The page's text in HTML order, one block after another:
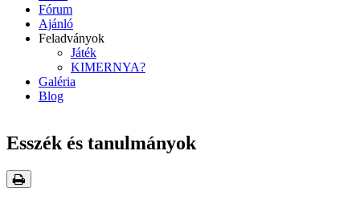
Fórum
Ajánló
Feladványok
Játék
KIMERNYA?
Galéria
Blog
Esszék és tanulmányok